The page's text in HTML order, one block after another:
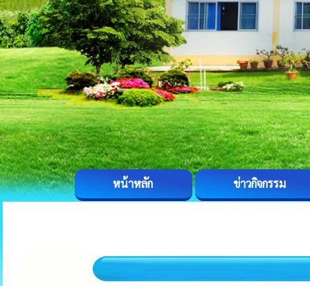
หน้าหลัก ข่าวกิจกรรม